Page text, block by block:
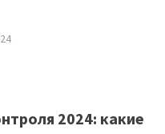
2024: какие